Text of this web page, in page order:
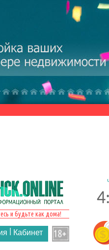
и будьте как дома!
Кабинет